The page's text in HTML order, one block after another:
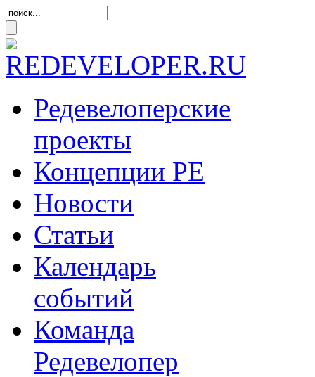
Редевелоперские
проекты
Концепции РЕ
Новости
Статьи
Календарь
событий
Команда
Редевелопер